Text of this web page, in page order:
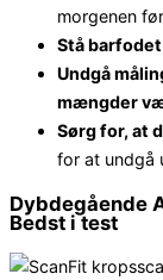
morgenen
Stå
Undgå
mængder
Sørg for, at
for at undgå
Dybdegående
Bedst i test